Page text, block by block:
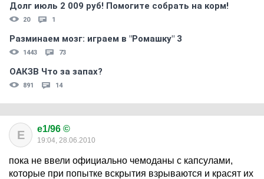
Долг июль 2 009 руб! Помогите собрать на корм!
20 1
Разминаем мозг: играем в "Ромашку" 3
1443 73
ОАКЗВ Что за запах?
891 14
E e1/96 ©
19:04, 28.06.2010
пока не ввели официально чемоданы с капсулами,
которые при попытке вскрытия взрываются и красят их